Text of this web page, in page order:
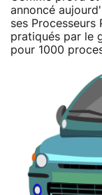
annoncé
ses Processeurs
pratiqués par le
pour 1000